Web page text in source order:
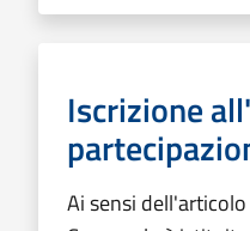
Iscrizione
Ai sensi